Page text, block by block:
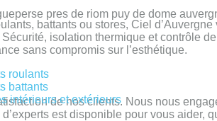
battants ou stores, Ciel
Sécurité, isolation thermique et contrôle
sans compromis sur l’esthétique.
roulants
battants
intérieurs et extérieurs
de nos clients. Nous nous
est disponible pour vous aider,